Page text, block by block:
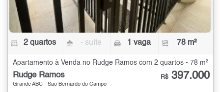
2 quartos - suíte 1 vaga 78 m²
Apartamento à Venda no Rudge Ramos com 2 quartos - 78 m²
Rudge Ramos
Grande ABC - São Bernardo do Campo
R$ 397.000